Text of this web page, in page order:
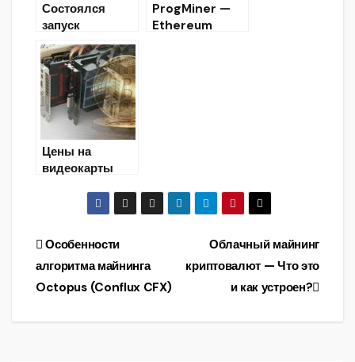
Состоялся
запуск
обозревателя
блоков для
тестовой сети
Ethereum 2.0
ProgMiner —
Ethereum
Цены на
видеокарты
упали более
чем на 50%
Навигация
по
записям
Облачный майнинг
криптовалют — Что это
и как устроен?
Особенности
алгоритма майнинга
Octopus (Conflux CFX)